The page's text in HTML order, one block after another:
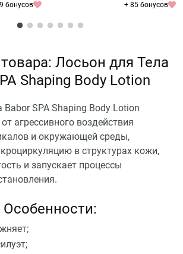
бонусов + 85 бонусов
Лосьон для Тела
Shaping Body Lotion
Babor SPA Shaping Body Lotion
агрессивного воздействия
и окружающей среды,
в структурах кожи,
и запускает процессы
Особенности: